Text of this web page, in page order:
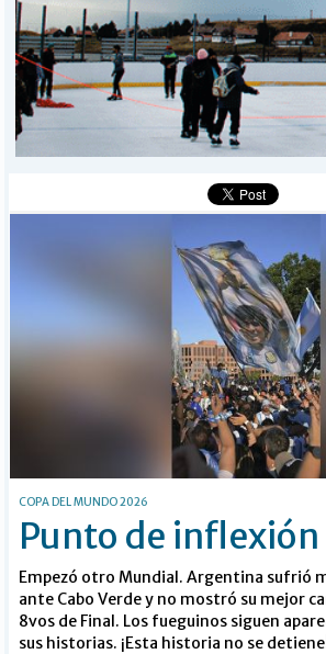
DEPORTES
POLICIALES
I-DIARIO
MÁS
BÚSQUEDA
COPA DEL MUNDO 2026
Punto de inflexión
Empezó otro Mundial. Argentina sufrió
ante Cabo Verde y no mostró su mejor
8vos de Final. Los fueguinos siguen
sus historias. ¡Esta historia no se